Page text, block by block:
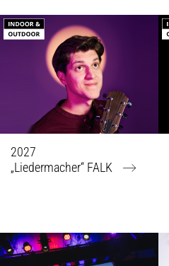
2027
„Liedermacher“ FALK